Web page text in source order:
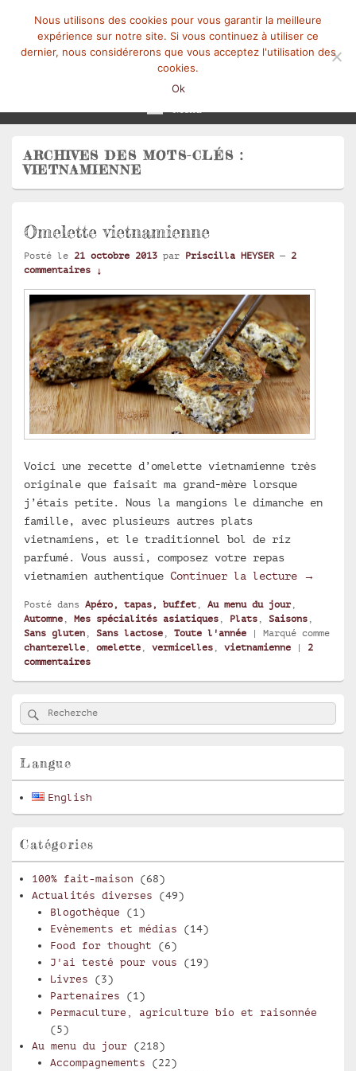
ARCHIVES DES MOTS-CLÉS :
VIETNAMIENNE
Omelette vietnamienne
Posté le 21 octobre 2013 par Priscilla HEYSER — 2
commentaires ↓
Voici une recette d’omelette vietnamienne très
originale que faisait ma grand-mère lorsque
j’étais petite. Nous la mangions le dimanche en
famille, avec plusieurs autres plats
vietnamiens, et le traditionnel bol de riz
parfumé. Vous aussi, composez votre repas
vietnamien authentique Continuer la lecture →
Posté dans Apéro, tapas, buffet , Au menu du jour,
Automne , Mes spécialités asiatiques , Plats , Saisons ,
Sans gluten , Sans lactose , Toute l'année | Marqué comme
chanterelle , omelette , vermicelles , vietnamienne | 2
commentaires
Zone
principale
de
pour
latérale
Recherche :
Rechercher
Langue
English
Catégories
100% fait-maison (68)
Actualités diverses (49)
Blogothèque (1)
Evènements et médias (14)
Food for thought (6)
J'ai testé pour vous (19)
Livres (3)
Partenaires (1)
Permaculture, agriculture bio et raisonnée
(5)
Au menu du jour (218)
Accompagnements (22)
Nous utilisons des cookies pour vous garantir la meilleure
expérience sur notre site. Si vous continuez à utiliser ce
dernier, nous considérerons que vous acceptez l'utilisation des
cookies.
Ok